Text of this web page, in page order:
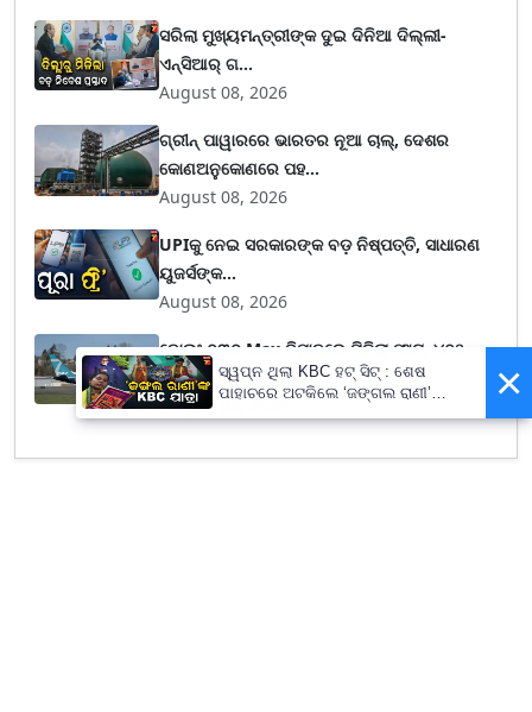
ସରିଲା ମୁଖ୍ୟମନ୍ତ୍ରୀଙ୍କ ଦୁଇ ଦିନିଆ ଦିଲ୍ଲୀ-
ଏନ୍‌ସିଆର୍ ଗ...
August 08, 2026
ଗ୍ରୀନ୍ ପାୱାରରେ ଭାରତର ନୂଆ ଚାଲ୍, ଦେଶର
କୋଣଅନୁକୋଣରେ ପହ...
August 08, 2026
UPIକୁ ନେଇ ସରକାରଙ୍କ ବଡ଼ ନିଷ୍ପତ୍ତି, ସାଧାରଣ
ୟୁଜର୍ସଙ୍କ...
August 08, 2026
ବୋଇଂ ୭୩୭ Max ବିମାନରେ ମିଳିଲା ଫାଟ, ୪୭୧
ଜେଟ୍ ଯାଞ୍ଚ ଲା...
August 08, 2026
×
ସ୍ୱପ୍ନ ଥିଲା KBC ହଟ୍ ସିଟ୍ : ଶେଷ
ପାହାଚରେ ଅଟକିଲେ ‘ଜଙ୍ଗଲ ରାଣୀ’